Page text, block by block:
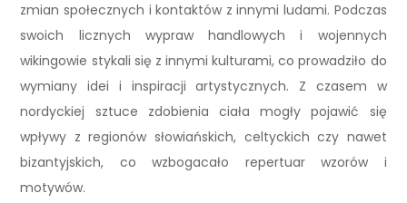
zmian społecznych i kontaktów z innymi ludami. Podczas
swoich licznych wypraw handlowych i wojennych
wikingowie stykali się z innymi kulturami, co prowadziło do
wymiany idei i inspiracji artystycznych. Z czasem w
nordyckiej sztuce zdobienia ciała mogły pojawić się
wpływy z regionów słowiańskich, celtyckich czy nawet
bizantyjskich, co wzbogacało repertuar wzorów i
motywów.